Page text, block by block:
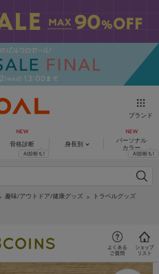
ブランド
骨格診断 身長別
パーソナル
カラー
趣味/アウトドア/健康グッズ
トラベルグッズ